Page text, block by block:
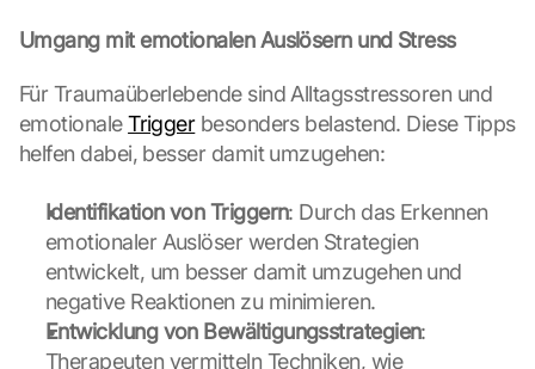
Umgang mit emotionalen Auslösern und Stress
Für Traumaüberlebende sind Alltagsstressoren und
emotionale Trigger besonders belastend. Diese Tipps
helfen dabei, besser damit umzugehen:
Identifikation von Triggern: Durch das Erkennen
emotionaler Auslöser werden Strategien
entwickelt, um besser damit umzugehen und
negative Reaktionen zu minimieren.
Entwicklung von Bewältigungsstrategien:
Therapeuten vermitteln Techniken, wie